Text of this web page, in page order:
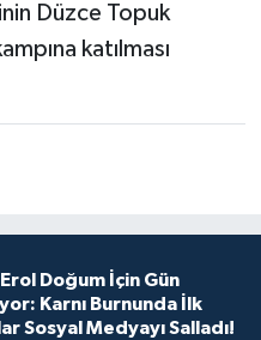
Düzce Topuk
katılması
Erol Doğum İçin Gün
Karnı Burnunda İlk
Sosyal Medyayı Salladı!